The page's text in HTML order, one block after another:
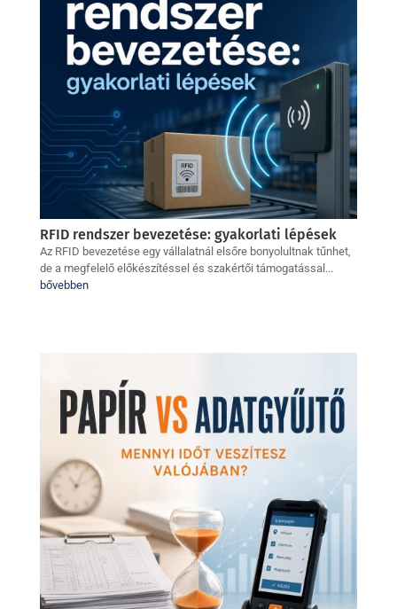
RFID rendszer bevezetése: gyakorlati lépések
Az RFID bevezetése egy vállalatnál elsőre bonyolultnak tűnhet,
de a megfelelő előkészítéssel és szakértői támogatással...
bővebben